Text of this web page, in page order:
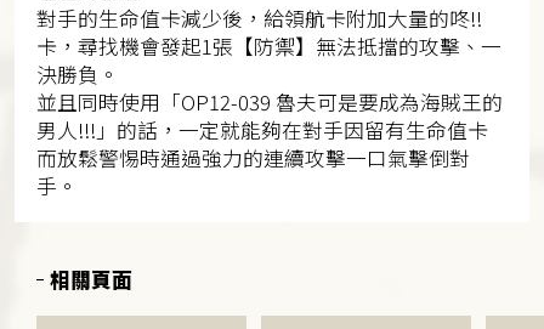
對手的生命值卡減少後，給領航卡附加大量的咚!!
卡，尋找機會發起1張【防禦】無法抵擋的攻擊、一
決勝負。
並且同時使用「OP12-039 魯夫可是要成為海賊王的
男人!!!」的話，一定就能夠在對手因留有生命值卡
而放鬆警惕時通過強力的連續攻擊一口氣擊倒對
手。
相關頁面